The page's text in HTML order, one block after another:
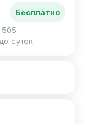
Бесплатно
суток